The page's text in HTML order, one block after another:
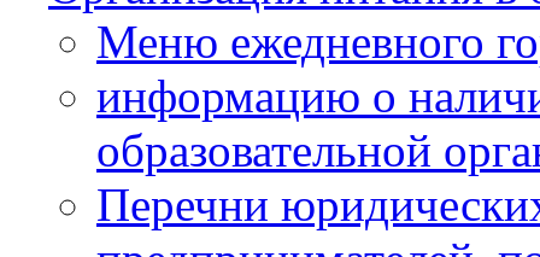
Меню ежедневного
информацию о
образовательной
Перечни